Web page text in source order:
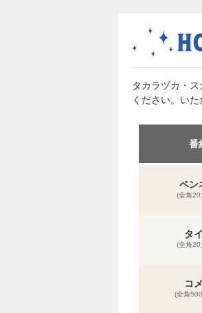
タカラヅカ・
ください。い
番
ペン
(全角20
タ
(全角20
コ
(全角